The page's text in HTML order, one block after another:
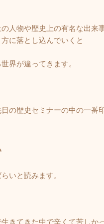
人物や歴史上の有名な出来
に落とし込んでいくと
界が違ってきます。
の歴史セミナーの中の一番
いと読みます。
きてきた中で辛くて苦しか